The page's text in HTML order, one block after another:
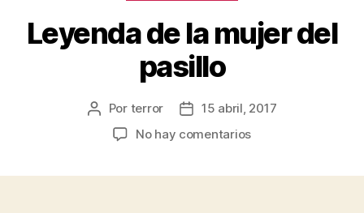
Leyenda de la mujer del
pasillo
Autor
Por terror
Fecha15 abril, 2017
No hay comentariosen